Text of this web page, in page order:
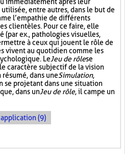
entre autres, dans le but de
l’empathie de différents
clientèles. Pour ce faire, elle
(par ex., pathologies visuelles,
à ceux qui jouent le rôle de
vivent au quotidien comme les
LeJeu de rôlese
caractère subjectif de la vision
résumé, dans uneSimulation,
se projetant dans une situation
dans unJeu de rôle, il campe un
(9)